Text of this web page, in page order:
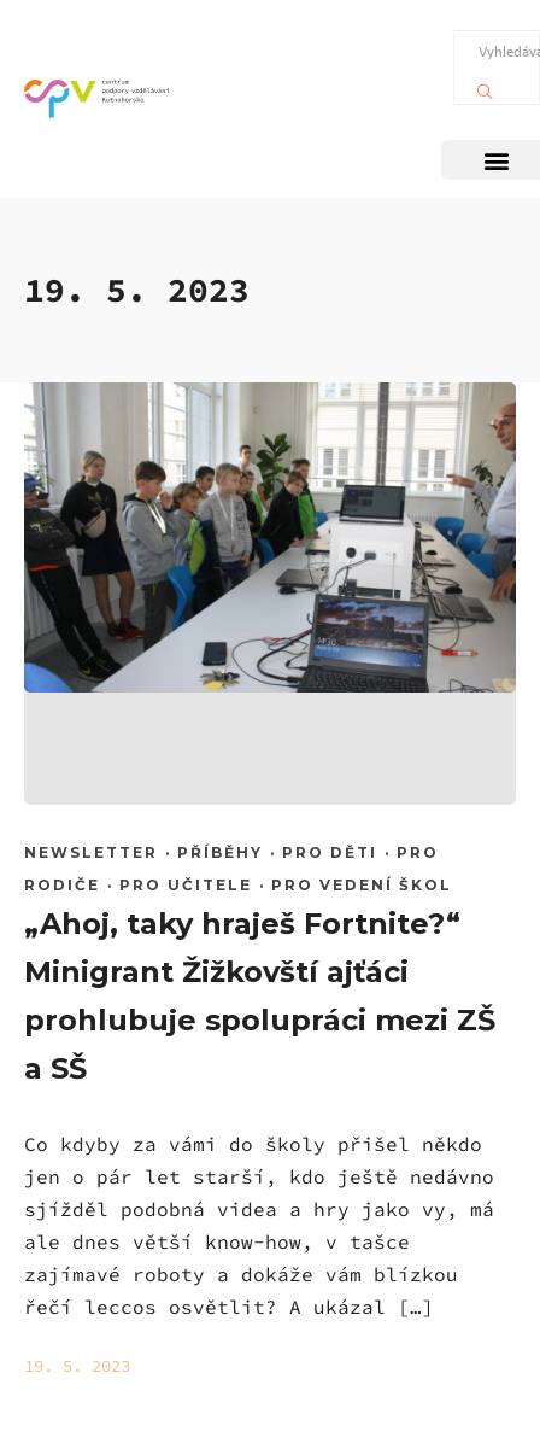
19. 5. 2023
NEWSLETTER · PŘÍBĚHY · PRO DĚTI · PRO
RODIČE · PRO UČITELE · PRO VEDENÍ ŠKOL
„Ahoj, taky hraješ Fortnite?“
Minigrant Žižkovští ajťáci
prohlubuje spolupráci mezi ZŠ
a SŠ
Co kdyby za vámi do školy přišel někdo
jen o pár let starší, kdo ještě nedávno
sjížděl podobná videa a hry jako vy, má
ale dnes větší know-how, v tašce
zajímavé roboty a dokáže vám blízkou
řečí leccos osvětlit? A ukázal […]
19. 5. 2023